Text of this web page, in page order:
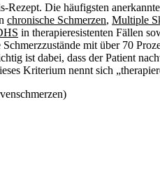
Rezept. Die häufigsten
chronische Schmerzen, Multiple
in therapieresistenten Fällen
mit über 70
ist dabei, dass der Patient
Kriterium nennt sich